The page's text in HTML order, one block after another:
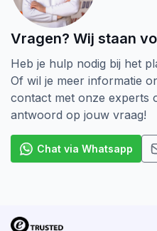
Vragen? Wij staan
Heb je hulp nodig bij het
Of wil je meer informatie
contact met onze experts
antwoord op jouw vraag!
Chat via Whatsapp